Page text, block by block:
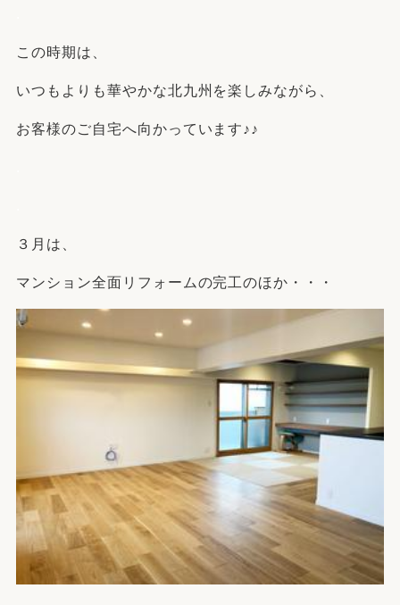
この時期は、
いつもよりも華やかな北九州を楽しみながら、
お客様のご自宅へ向かっています♪♪
３月は、
マンション全面リフォームの完工のほか・・・